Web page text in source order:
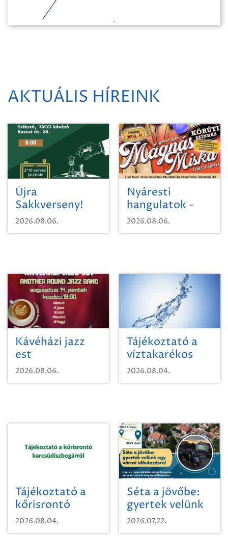
AKTUÁLIS HÍREINK
Újra
Sakkverseny!
2026.08.06.
Nyáresti
hangulatok -
Mágnás Miska
2026.08.06.
Kávéházi jazz
est
2026.08.06.
Tájékoztató a
víztakarékos
vízhasználatról
2026.08.04.
Tájékoztató a
kőrisrontó
karcsúdíszbogárról
2026.08.04.
Séta a jövőbe:
gyertek velünk
egy városi
időutazásra!
2026.07.22.